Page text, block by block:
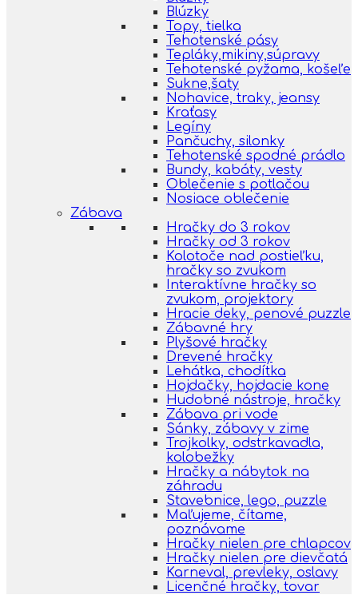
Blúzky
Topy, tielka
Tehotenské pásy
Tepláky,mikiny,súpravy
Tehotenské pyžama, košeľe
Sukne,šaty
Nohavice, traky, jeansy
Kraťasy
Legíny
Pančuchy, silonky
Tehotenské spodné prádlo
Bundy, kabáty, vesty
Oblečenie s potlačou
Nosiace oblečenie
Zábava
Hračky do 3 rokov
Hračky od 3 rokov
Kolotoče nad postieľku,
hračky so zvukom
Interaktívne hračky so
zvukom, projektory
Hracie deky, penové puzzle
Zábavné hry
Plyšové hračky
Drevené hračky
Lehátka, chodítka
Hojdačky, hojdacie kone
Hudobné nástroje, hračky
Zábava pri vode
Sánky, zábavy v zime
Trojkolky, odstrkavadla,
kolobežky
Hračky a nábytok na
záhradu
Stavebnice, lego, puzzle
Maľujeme, čítame,
poznávame
Hračky nielen pre chlapcov
Hračky nielen pre dievčatá
Karneval, prevleky, oslavy
Licenčné hračky, tovar